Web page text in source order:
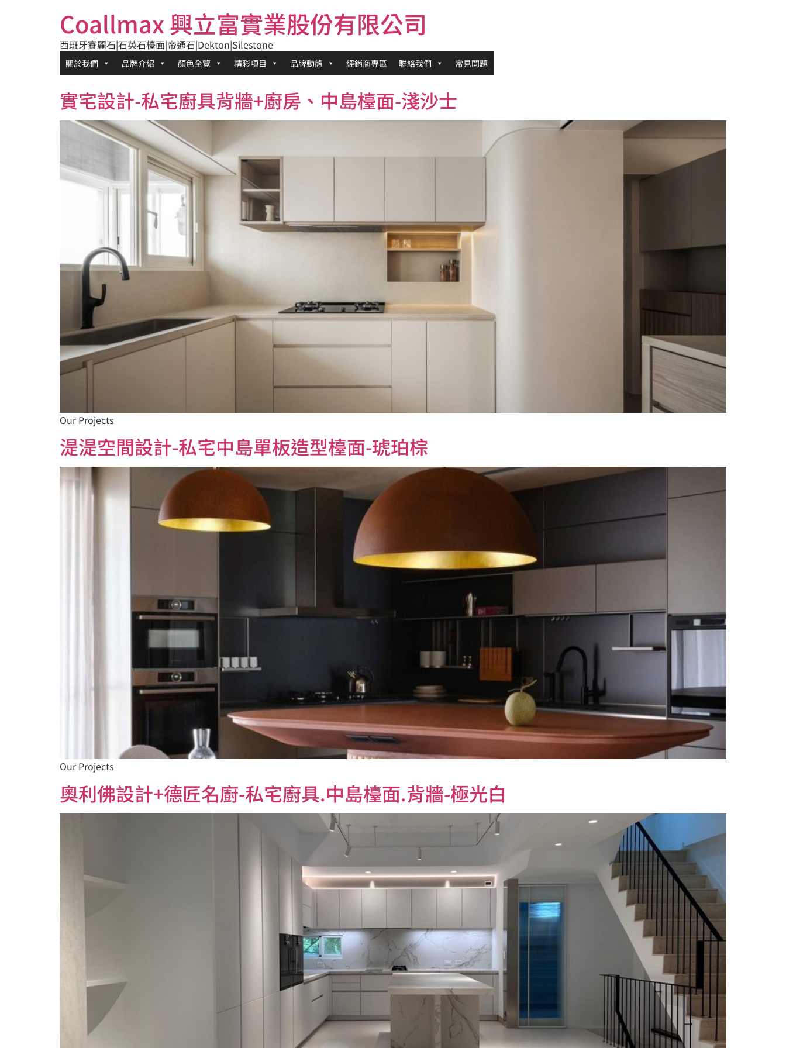
Coallmax 興立富實業股份有限公司
西班牙賽麗石|石英石檯面|帝通石|Dekton|Silestone
關於我們 品牌介紹 顏色全覽 精彩項目 品牌動態 經銷商專區 聯絡我們 常見問題
實宅設計-私宅廚具背牆+廚房、中島檯面-淺沙士
Our Projects
湜湜空間設計-私宅中島單板造型檯面-琥珀棕
Our Projects
奧利佛設計+德匠名廚-私宅廚具.中島檯面.背牆-極光白